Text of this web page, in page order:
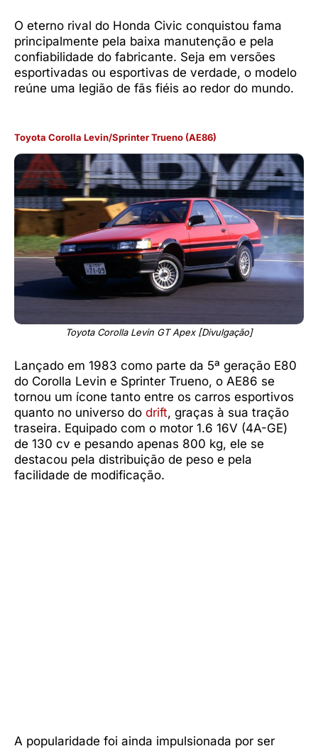
O eterno rival do Honda Civic conquistou fama
principalmente pela baixa manutenção e pela
confiabilidade do fabricante. Seja em versões
esportivadas ou esportivas de verdade, o modelo
reúne uma legião de fãs fiéis ao redor do mundo.
Toyota Corolla Levin/Sprinter Trueno (AE86)
Toyota Corolla Levin GT Apex [Divulgação]
Lançado em 1983 como parte da 5ª geração E80
do Corolla Levin e Sprinter Trueno, o AE86 se
tornou um ícone tanto entre os carros esportivos
quanto no universo do drift, graças à sua tração
traseira. Equipado com o motor 1.6 16V (4A-GE)
de 130 cv e pesando apenas 800 kg, ele se
destacou pela distribuição de peso e pela
facilidade de modificação.
A popularidade foi ainda impulsionada por ser